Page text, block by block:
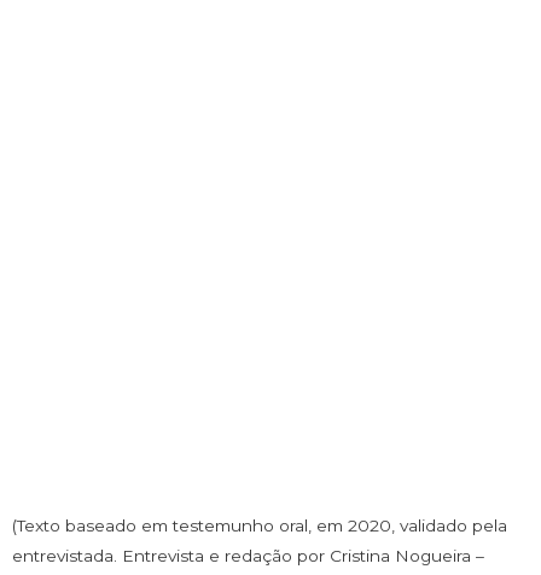
(Texto baseado em testemunho oral, em 2020, validado pela
entrevistada. Entrevista e redação por Cristina Nogueira –